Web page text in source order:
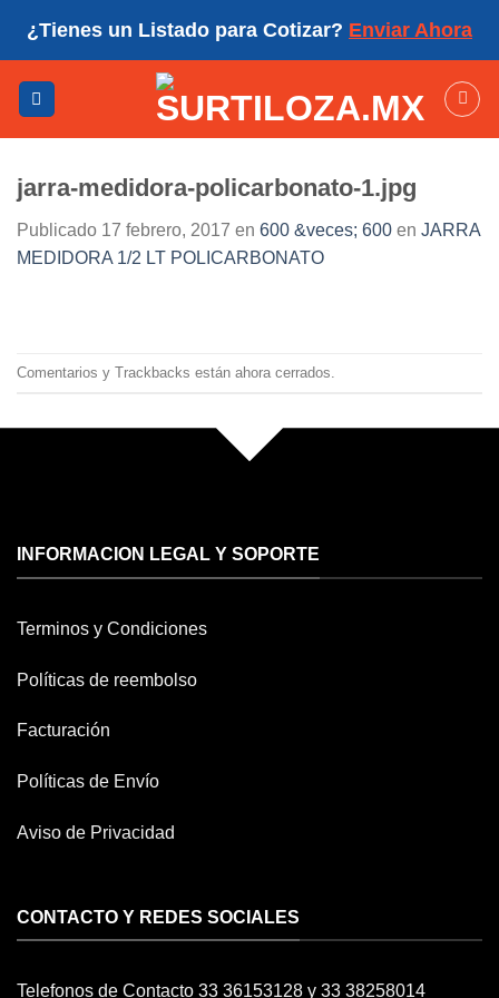
¿Tienes un Listado para Cotizar? Enviar Ahora
jarra-medidora-policarbonato-1.jpg
Publicado 17 febrero, 2017 en 600 &veces; 600 en JARRA
MEDIDORA 1/2 LT POLICARBONATO
Comentarios y Trackbacks están ahora cerrados.
INFORMACION LEGAL Y SOPORTE
Terminos y Condiciones
Políticas de reembolso
Facturación
Políticas de Envío
Aviso de Privacidad
CONTACTO Y REDES SOCIALES
Telefonos de Contacto 33 36153128 y 33 38258014